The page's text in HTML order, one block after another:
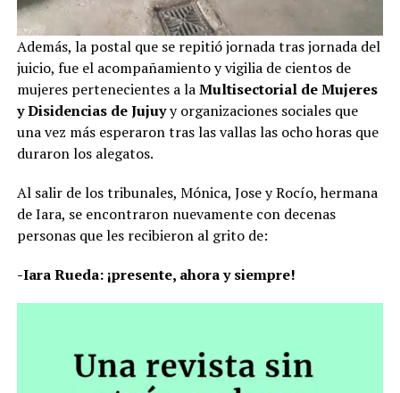
Además, la postal que se repitió jornada tras jornada del
juicio, fue el acompañamiento y vigilia de cientos de
mujeres pertenecientes a laMultisectorial de Mujeres
y Disidencias de Jujuyy organizaciones sociales que
una vez más esperaron tras las vallas las ocho horas que
duraron los alegatos.
Al salir de los tribunales, Mónica, Jose y Rocío, hermana
de Iara, se encontraron nuevamente con decenas
personas que les recibieron al grito de:
-Iara Rueda: ¡presente, ahora y siempre!